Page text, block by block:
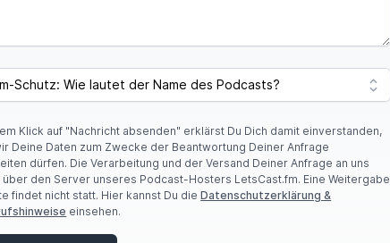
Klick auf "Nachricht absenden" erklärst Du Dich damit einverstanden,
Deine Daten zum Zwecke der Beantwortung Deiner Anfrage
dürfen. Die Verarbeitung und der Versand Deiner Anfrage an uns
den Server unseres Podcast-Hosters LetsCast.fm. Eine Weitergabe
findet nicht statt. Hier kannst Du dieDatenschutzerklärung &
einsehen.